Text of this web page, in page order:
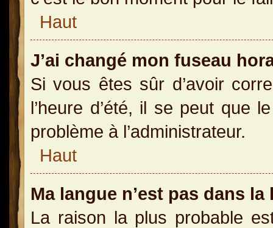
Haut
J’ai changé mon fuseau
Si vous êtes sûr d’avoir
l’heure d’été, il se peut que
problème à l’administrateur.
Haut
Ma langue n’est pas dans la
La raison la plus probable